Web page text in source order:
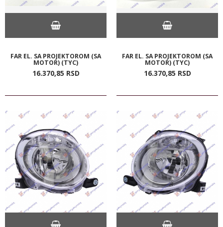
FAR EL. SA PROJEKTOROM (SA
MOTOR) (TYC)
16.370,85 RSD
FAR EL. SA PROJEKTOROM (SA
MOTOR) (TYC)
16.370,85 RSD